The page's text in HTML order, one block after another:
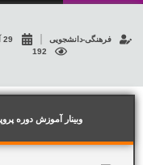
فرهنگی-دانشجویی
29 آذر 1399
192
وبینار آموزش دوره